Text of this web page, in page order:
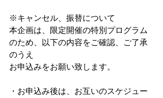
※キャンセル、振替について
本企画は、限定開催の特別プログラム
のため、以下の内容をご確認、ご了承
のうえ
お申込みをお願い致します。
・お申込み後は、お互いのスケジュー